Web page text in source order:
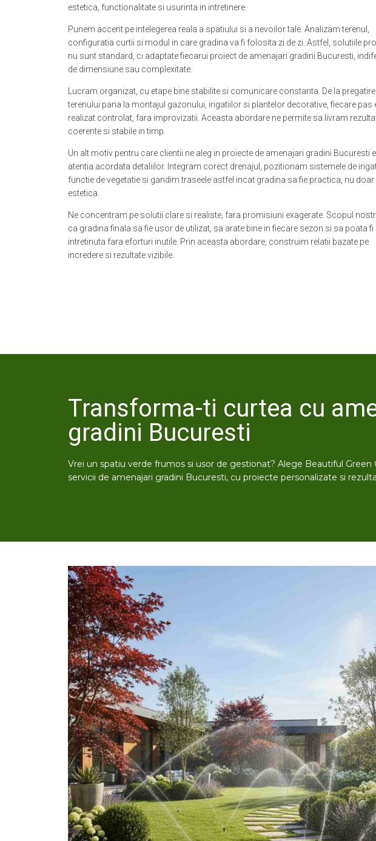
estetica, functionalitate si usurinta in intretinere.
Punem accent pe intelegerea reala a spatiului si a nevoilor tale. Analizam terenul,
configuratia curtii si modul in care gradina va fi folosita zi de zi. Astfel, solutiile
nu sunt standard, ci adaptate fiecarui proiect de amenajari gradini Bucuresti,
de dimensiune sau complexitate.
Lucram organizat, cu etape bine stabilite si comunicare constanta. De la
terenului pana la montajul gazonului, irigatiilor si plantelor decorative, fiecare pas
realizat controlat, fara improvizatii. Aceasta abordare ne permite sa livram
coerente si stabile in timp.
Un alt motiv pentru care clientii ne aleg in proiecte de amenajari gradini Bucuresti
atentia acordata detaliilor. Integram corect drenajul, pozitionam sistemele de
functie de vegetatie si gandim traseele astfel incat gradina sa fie practica, nu doar
estetica.
Ne concentram pe solutii clare si realiste, fara promisiuni exagerate. Scopul
ca gradina finala sa fie usor de utilizat, sa arate bine in fiecare sezon si sa poata fi
intretinuta fara eforturi inutile. Prin aceasta abordare, construim relatii bazate pe
incredere si rezultate vizibile.
Transforma-ti curtea cu
gradini Bucuresti
Vrei un spatiu verde frumos si usor de gestionat? Alege Beautiful Green
servicii de amenajari gradini Bucuresti, cu proiecte personalizate si